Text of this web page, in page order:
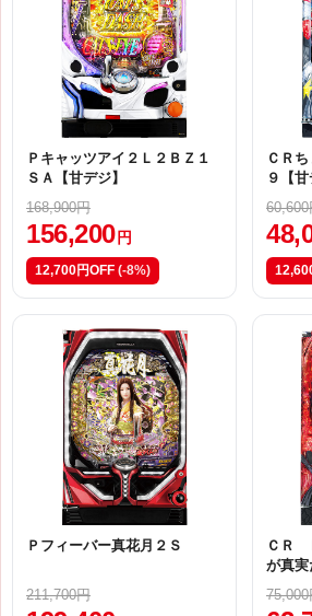
Ｐキャッツアイ２Ｌ２ＢＺ１
ＳＡ【甘デジ】
168,900円
156,200 円
12,700円OFF (-8%)
ＣＲ
９【甘
60,600
Ｐフィーバー真花月２Ｓ
211,700円
ＣＲ
が真実
75,000